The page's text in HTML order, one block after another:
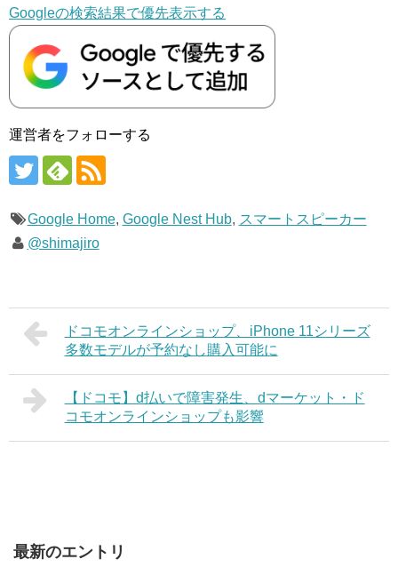
Googleの検索結果で優先表示する
運営者をフォローする
Google Home, Google Nest Hub, スマートスピーカー
@shimajiro
ドコモオンラインショップ、iPhone 11シリーズ
多数モデルが予約なし購入可能に
【ドコモ】d払いで障害発生、dマーケット・ド
コモオンラインショップも影響
最新のエントリ